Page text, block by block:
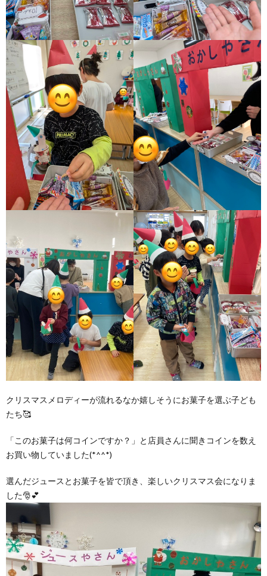
クリスマスメロディーが流れるなか嬉しそうにお菓子を選ぶ子ども
たち🥰
「このお菓子は何コインですか？」と店員さんに聞きコインを数え
お買い物していました(*^^*)
選んだジュースとお菓子を皆で頂き、楽しいクリスマス会になりま
した🎅💕